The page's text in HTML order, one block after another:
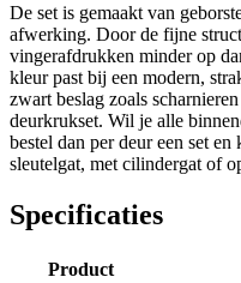
De set is gemaakt van
afwerking. Door de fijne
vingerafdrukken minder op
kleur past bij een modern,
zwart beslag zoals
deurkrukset. Wil je alle
bestel dan per deur een set
sleutelgat, met cilindergat of
Specificaties
Product